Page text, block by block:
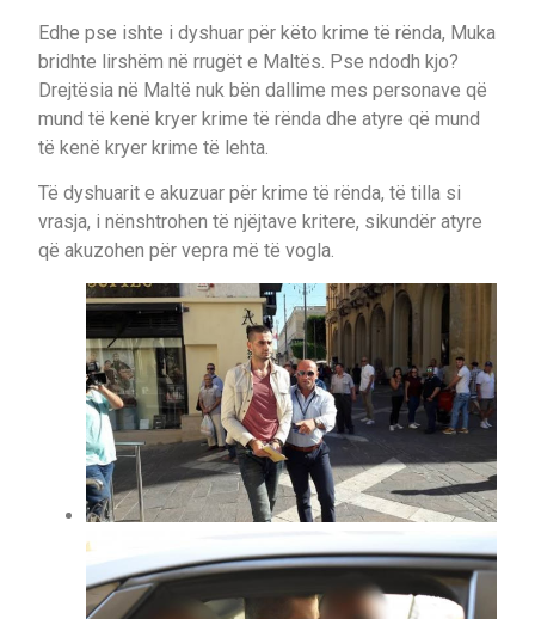
Edhe pse ishte i dyshuar për këto krime të rënda, Muka
bridhte lirshëm në rrugët e Maltës. Pse ndodh kjo?
Drejtësia në Maltë nuk bën dallime mes personave që
mund të kenë kryer krime të rënda dhe atyre që mund
të kenë kryer krime të lehta.
Të dyshuarit e akuzuar për krime të rënda, të tilla si
vrasja, i nënshtrohen të njëjtave kritere, sikundër atyre
që akuzohen për vepra më të vogla.